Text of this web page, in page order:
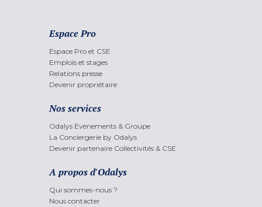
Espace Pro
Espace Pro et CSE
Emplois et stages
Relations presse
Devenir propriétaire
Nos services
Odalys Evènements & Groupe
La Conciergerie by Odalys
Devenir partenaire Collectivités & CSE
A propos d'Odalys
Qui sommes-nous ?
Nous contacter